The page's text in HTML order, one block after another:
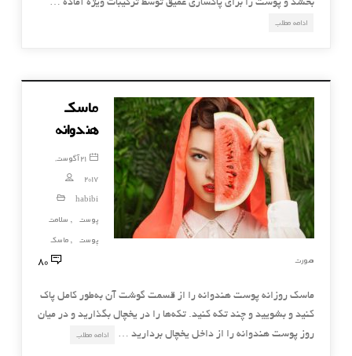
بخشد و پوست را برای پاكسازی عمیق توسط تركیبات ویژه آماده …
ادامه مطلب
ماسک
هندوانه
21 آگوست,
2017
habibi
پوست
, سلامت
پوست
, ماسک
صورت
80
ماسك روزانه پوست هندوانه را از قسمت گوشت آن به‌طور كامل پاك
كنيد و بشوييد و چند تكه كنيد. تكه‌ها را در يخچال بگذاريد و در ميان
روز پوست هندوانه را از داخل يخچال برداريد …
ادامه مطلب